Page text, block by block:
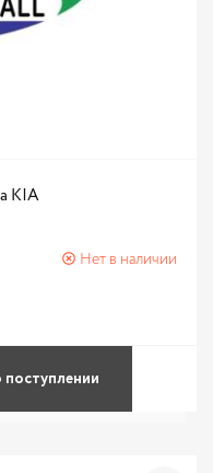
KIA
Нет в наличии